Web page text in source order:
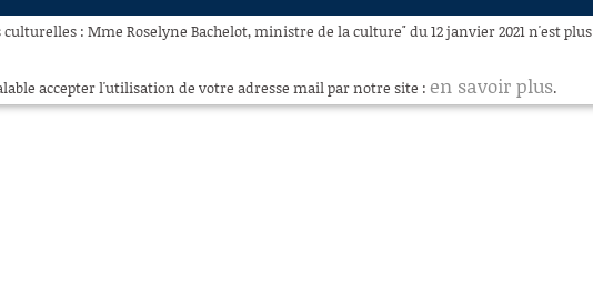
: Mme Roselyne Bachelot, ministre de la culture" du 12 janvier 2021 n'est plus
accepter l'utilisation de votre adresse mail par notre site : en savoir plus.